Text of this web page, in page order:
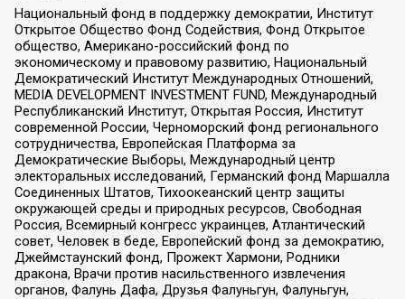
Национальный фонд в поддержку демократии, Институт
Открытое Общество Фонд Содействия, Фонд Открытое
общество, Американо-российский фонд по
экономическому и правовому развитию, Национальный
Демократический Институт Международных Отношений,
MEDIA DEVELOPMENT INVESTMENT FUND, Международный
Республиканский Институт, Открытая Россия, Институт
современной России, Черноморский фонд регионального
сотрудничества, Европейская Платформа за
Демократические Выборы, Международный центр
электоральных исследований, Германский фонд Маршалла
Соединенных Штатов, Тихоокеанский центр защиты
окружающей среды и природных ресурсов, Свободная
Россия, Всемирный конгресс украинцев, Атлантический
совет, Человек в беде, Европейский фонд за демократию,
Джеймстаунский фонд, Прожект Хармони, Родники
дракона, Врачи против насильственного извлечения
органов, Фалунь Дафа, Друзья Фалуньгун, Фалуньгун,